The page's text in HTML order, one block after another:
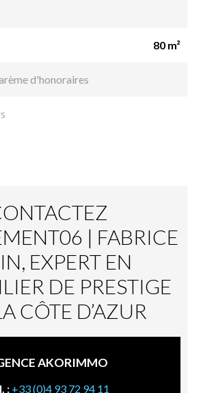
80 m²
d'honoraires
| FABRICE
EXPERT EN
DE PRESTIGE
CÔTE D’AZUR
AKORIMMO
: +33 (0)4 93 72 94 11